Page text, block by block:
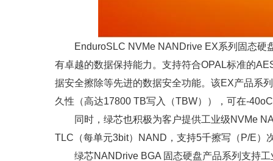
EnduroSLC NVMe NANDrive EX系列固态硬
有卓越的数据保持能力。支持符合OPAL标准的
据安全擦除等先进的数据安全功能。该EX产品系
久性（高达17800 TB写入（TBW）），可在-
同时，绿芯也积极为客户提供工业级NVMe
TLC（每单元3bit）NAND，支持5千擦写（P/E）
绿芯NANDrive BGA 固态硬盘产品系列支持